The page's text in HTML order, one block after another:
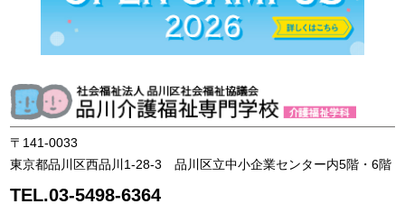
〒141-0033
東京都品川区西品川1-28-3 品川区立中小企業センター内5階・6階
TEL.03-5498-6364